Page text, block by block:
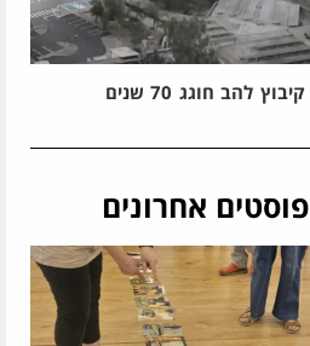
קיבוץ להב חוגג 70 שנים
פוסטים אחרונים